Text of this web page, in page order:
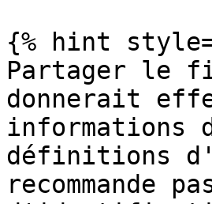
{% hint
Partager le
donnerait
informations
définitions
recommande